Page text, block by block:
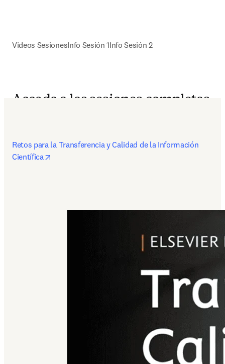
Videos SesionesInfo Sesión 1Info Sesión 2
Acceda a las sesiones completas
Retos para la Transferencia y Calidad de la Información
Científica